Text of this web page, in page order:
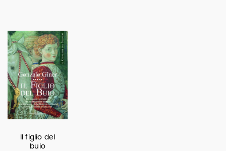
Il figlio del
buio